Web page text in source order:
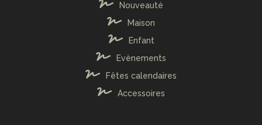
Nouveauté
Maison
Enfant
Evènements
Fêtes calendaires
Accessoires